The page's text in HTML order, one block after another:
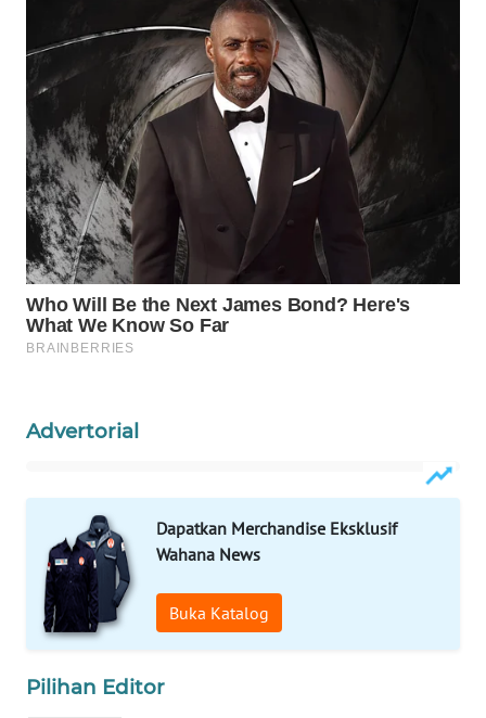
Advertorial
Dapatkan Merchandise Eksklusif
Wahana News
Buka Katalog
Pilihan Editor
WAHANA
INFRASTRUKTUR
WAHANA
KONSUMEN
WAHANA
LISTRIK
WAHANA
TRAVEL
WAHANA
WAHANANEWS
WAHANANEWS
CO ID
WAHANANEWS
NET
WAHANA
SPORT